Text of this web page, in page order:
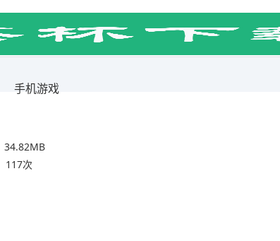
手机游戏
34.82MB
117次